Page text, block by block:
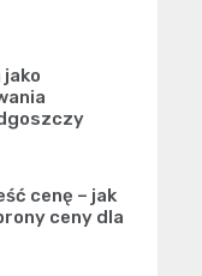
jako
cenę – jak
ceny dla